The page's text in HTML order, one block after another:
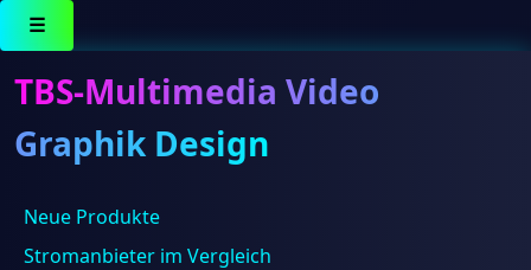
☰
TBS-Multimedia Video
Graphik Design
Neue Produkte
Stromanbieter im Vergleich
Ergebnisse 1 – 16 von 188 werden angezeigt